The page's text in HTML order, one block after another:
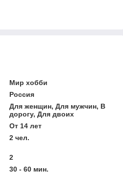
Мир хобби
Россия
Для женщин, Для мужчин, В
дорогу, Для двоих
От 14 лет
2 чел.
2
30 - 60 мин.